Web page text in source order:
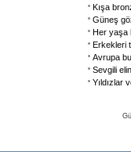
Kışa
Güneş
Her yaşa
Erkekleri
Avrupa
Sevgili
Yıldızlar